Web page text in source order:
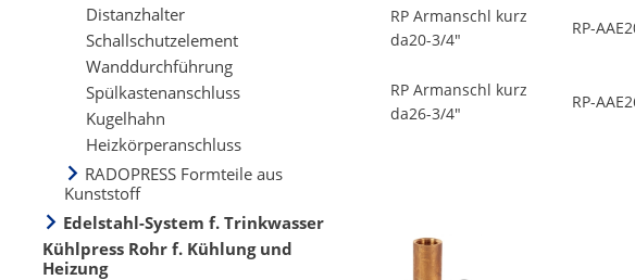
Distanzhalter
Schallschutzelement
Wanddurchführung
Spülkastenanschluss
Kugelhahn
Heizkörperanschluss
RADOPRESS Formteile aus
Kunststoff
Edelstahl-System f. Trinkwasser
Kühlpress Rohr f. Kühlung und
Heizung
RP Armanschl kurz
da20-3/4"
RP-
RP Armanschl kurz
da26-3/4"
RP-